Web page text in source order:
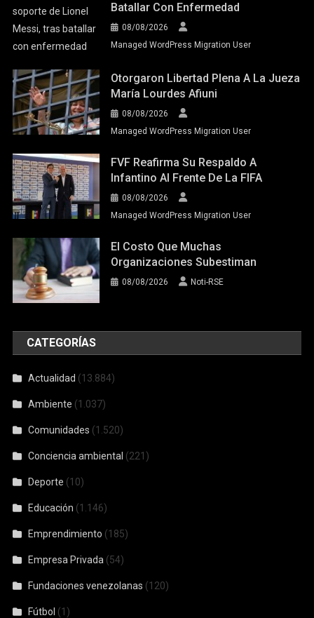
Batallar Con Enfermedad
08/08/2026
Managed WordPress Migration User
Otorgaron Libertad Plena A La Jueza
María Lourdes Afiuni
08/08/2026
Managed WordPress Migration User
FVF Reafirma Su Respaldo A
Infantino Al Frente De La FIFA
08/08/2026
Managed WordPress Migration User
El Costo Que Muchas
Organizaciones Subestiman
08/08/2026 Noti-RSE
CATEGORÍAS
Actualidad (13.884)
Ambiente (1.037)
Comunidades (1.520)
Conciencia ambiental (221)
Deporte (10)
Educación (1.146)
Emprendimiento (185)
Empresa Privada (54)
Fundaciones venezolanas (120)
Fútbol (1)